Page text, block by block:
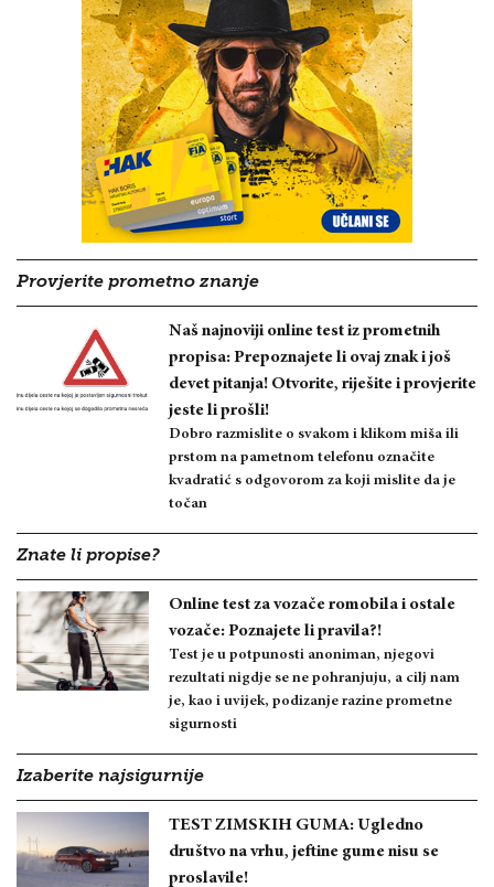
Provjerite prometno znanje
Naš najnoviji online test iz prometnih
propisa: Prepoznajete li ovaj znak i još
devet pitanja! Otvorite, riješite i provjerite
jeste li prošli!
Dobro razmislite o svakom i klikom miša ili
prstom na pametnom telefonu označite
kvadratić s odgovorom za koji mislite da je
točan
Znate li propise?
Online test za vozače romobila i ostale
vozače: Poznajete li pravila?!
Test je u potpunosti anoniman, njegovi
rezultati nigdje se ne pohranjuju, a cilj nam
je, kao i uvijek, podizanje razine prometne
sigurnosti
Izaberite najsigurnije
TEST ZIMSKIH GUMA: Ugledno
društvo na vrhu, jeftine gume nisu se
proslavile!